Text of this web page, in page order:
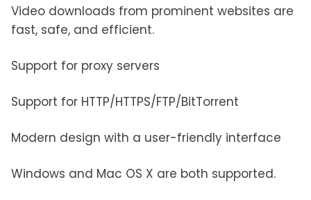
Video downloads from prominent websites are
fast, safe, and efficient.
Support for proxy servers
Support for HTTP/HTTPS/FTP/BitTorrent
Modern design with a user-friendly interface
Windows and Mac OS X are both supported.